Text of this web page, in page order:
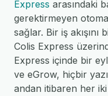
Express arasındaki
gerektirmeyen
sağlar. Bir iş
Colis Express
Express içinde bir
ve eGrow, hiçbir
andan itibaren her